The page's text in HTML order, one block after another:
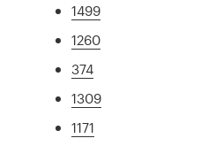
1499
1260
374
1309
1171